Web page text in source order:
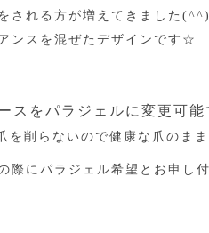
される方が増えてきました
ンスを混ぜたデザインです☆
スをパラジェルに変更可能
を削らないので健康な爪のま
際にパラジェル希望とお申し